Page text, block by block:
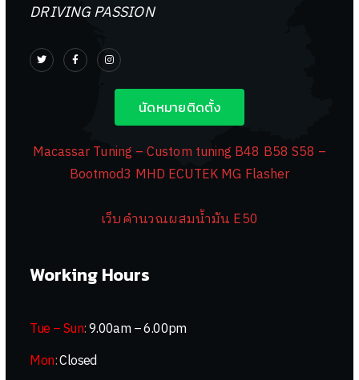
DRIVING PASSION
นัดหมายติดตั้ง
Macassar Tuning – Custom tuning B48 B58 S58 –
Bootmod3 MHD ECUTEK MG Flasher
เว็บคำนวณผสมน้ำมัน E50
Working Hours
Tue – Sun:9.00am – 6.00pm
Mon:Closed